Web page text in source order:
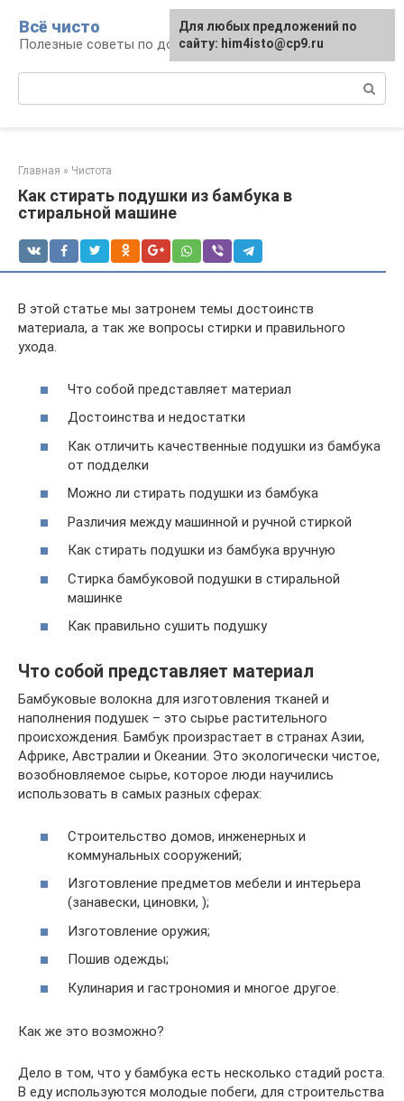
контенту
Всё чисто
Полезные советы по домоводству
Главная » Чистота
Как стирать подушки из бамбука в
стиральной машине
В этой статье мы затронем темы достоинств
материала, а так же вопросы стирки и правильного
ухода.
Что собой представляет материал
Достоинства и недостатки
Как отличить качественные подушки из бамбука
от подделки
Можно ли стирать подушки из бамбука
Различия между машинной и ручной стиркой
Как стирать подушки из бамбука вручную
Стирка бамбуковой подушки в стиральной
машинке
Как правильно сушить подушку
Что собой представляет материал
Бамбуковые волокна для изготовления тканей и
наполнения подушек – это сырье растительного
происхождения. Бамбук произрастает в странах Азии,
Африке, Австралии и Океании. Это экологически чистое,
возобновляемое сырье, которое люди научились
использовать в самых разных сферах:
Строительство домов, инженерных и
коммунальных сооружений;
Изготовление предметов мебели и интерьера
(занавески, циновки, );
Изготовление оружия;
Пошив одежды;
Кулинария и гастрономия и многое другое.
Как же это возможно?
Дело в том, что у бамбука есть несколько стадий роста.
В еду используются молодые побеги, для строительства
Для любых предложений по
сайту: him4isto@cp9.ru